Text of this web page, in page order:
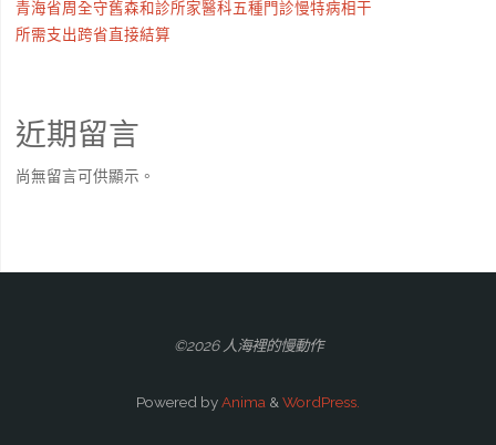
青海省周全守舊森和診所家醫科五種門診慢特病相干
所需支出跨省直接結算
近期留言
尚無留言可供顯示。
©2026 人海裡的慢動作
Powered byAnima & WordPress.